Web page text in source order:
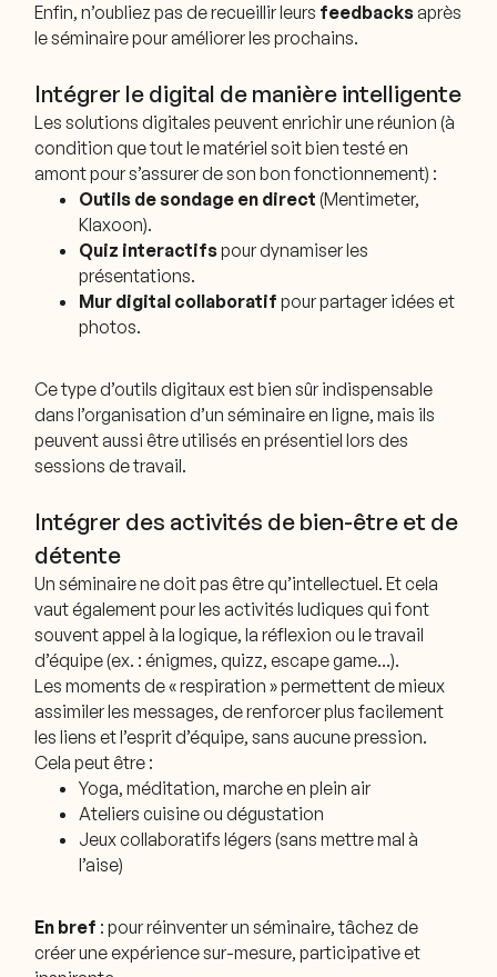
Enfin, n’oubliez pas de recueillir leurs feedbacks après
le séminaire pour améliorer les prochains.
Intégrer le digital de manière intelligente
Les solutions digitales peuvent enrichir une réunion (à
condition que tout le matériel soit bien testé en
amont pour s’assurer de son bon fonctionnement) :
Outils de sondage en direct (Mentimeter,
Klaxoon).
Quiz interactifspour dynamiser les
présentations.
Mur digital collaboratif pour partager idées et
photos.
Ce type d’outils digitaux est bien sûr indispensable
dans l’organisation d’un séminaire en ligne, mais ils
peuvent aussi être utilisés en présentiel lors des
sessions de travail.
Intégrer des activités de bien-être et de
détente
Un séminaire ne doit pas être qu’intellectuel. Et cela
vaut également pour les activités ludiques qui font
souvent appel à la logique, la réflexion ou le travail
d’équipe (ex. : énigmes, quizz, escape game…).
Les moments de « respiration » permettent de mieux
assimiler les messages, de renforcer plus facilement
les liens et l’esprit d’équipe, sans aucune pression.
Cela peut être :
Yoga, méditation, marche en plein air
Ateliers cuisine ou dégustation
Jeux collaboratifs légers (sans mettre mal à
l’aise)
En bref : pour réinventer un séminaire, tâchez de
créer une expérience sur-mesure, participative et